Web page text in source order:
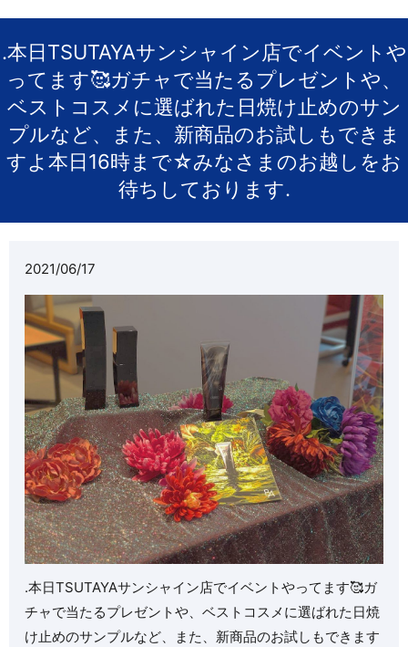
.本日TSUTAYAサンシャイン店でイベントや
ってます🥰ガチャで当たるプレゼントや、
ベストコスメに選ばれた日焼け止めのサン
プルなど、また、新商品のお試しもできま
すよ本日16時まで☆みなさまのお越しをお
待ちしております.
2021/06/17
.本日TSUTAYAサンシャイン店でイベントやってます🥰ガ
チャで当たるプレゼントや、ベストコスメに選ばれた日焼
け止めのサンプルなど、また、新商品のお試しもできます